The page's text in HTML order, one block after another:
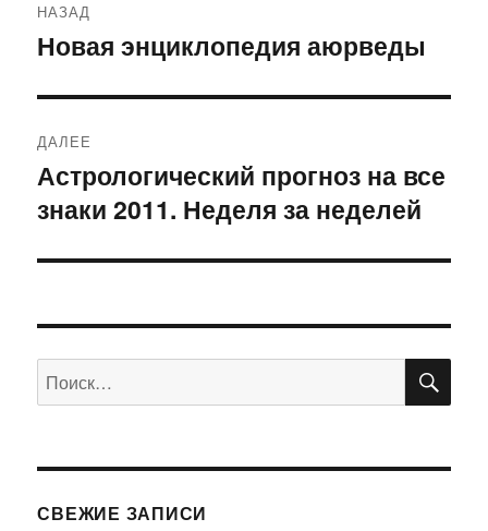
по
НАЗАД
Предыдущая
Новая энциклопедия аюрведы
ДАЛЕЕ
Следующая
запись:
Астрологический прогноз на все
знаки 2011. Неделя за неделей
Искать:
СВЕЖИЕ ЗАПИСИ